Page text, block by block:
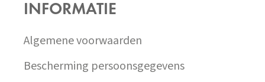
INFORMATIE
Algemene voorwaarden
Bescherming persoonsgegevens